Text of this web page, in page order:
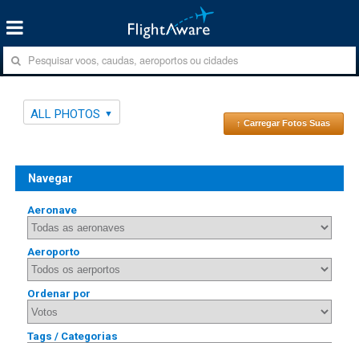
ALL PHOTOS
↑ Carregar Fotos Suas
Navegar
Aeronave
Aeroporto
Ordenar por
Tags / Categorias